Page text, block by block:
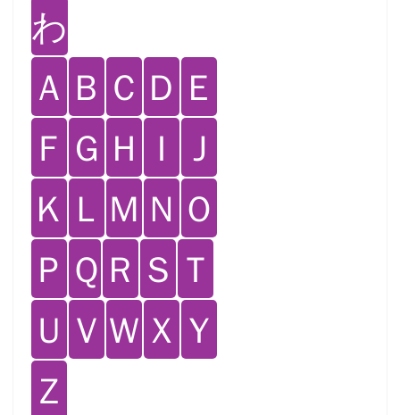
わ
Ａ Ｂ Ｃ Ｄ Ｅ
Ｆ Ｇ Ｈ Ｉ Ｊ
Ｋ Ｌ Ｍ Ｎ Ｏ
Ｐ Ｑ Ｒ Ｓ Ｔ
Ｕ Ｖ Ｗ Ｘ Ｙ
Ｚ